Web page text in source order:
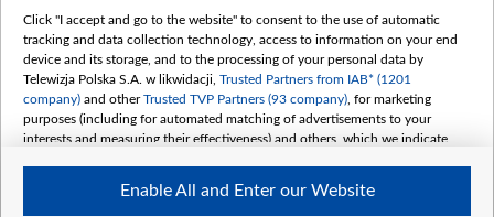
Жэстачайшы мульт
Belsat English
Biełsat PL
Белсат Now
Белсат History
Белсат Music
Белсат Doc
Click "I accept and go to the website" to consent to the use of automatic
tracking and data collection technology, access to information on your end
device and its storage, and to the processing of your personal data by
Telewizja Polska S.A. w likwidacji, Trusted Partners from IAB* (1201
company) and otherTrusted TVP Partners (93 company) , for marketing
purposes (including for automated matching of advertisements to your
interests and measuring their effectiveness) and others, which we indicate
The purposes of processing your data by TVP S.A. w likwidacji are as
follows:
Enable All and Enter our Website